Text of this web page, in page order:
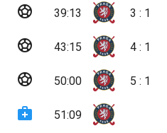
sports_soccer 39:13 3 : 1
sports_soccer 43:15 4 : 1
sports_soccer 50:00 5 : 1
medical_services 51:09